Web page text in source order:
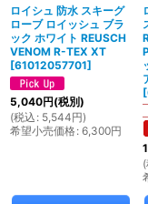
ロイシュ 防水 スキーグ
ローブ ロイッシュ ブラ
ック ホワイト REUSCH
VENOM R-TEX XT
[61012057701]
5,040円(税別)
(税込 : 5,544円)
希望小売価格: 6,300円
[
(